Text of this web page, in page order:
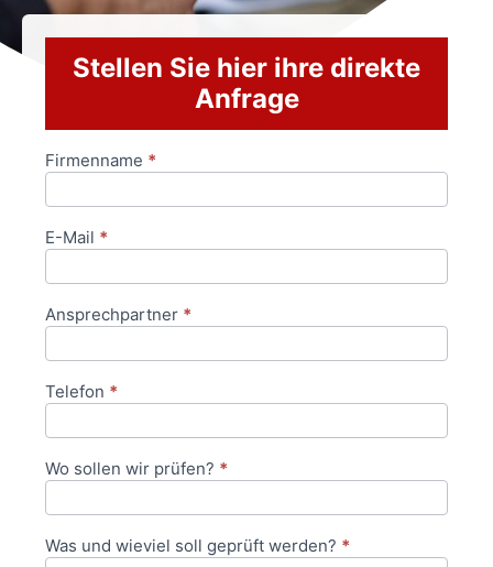
Stellen Sie hier ihre direkte
Anfrage
Anfrageformular
Firmenname *
E-Mail *
Ansprechpartner *
Telefon *
Wo sollen wir prüfen? *
Was und wieviel soll geprüft werden? *